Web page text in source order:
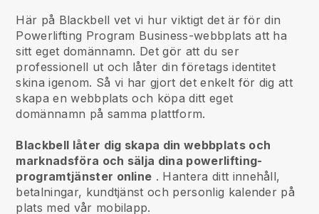
Här på Blackbell vet vi hur viktigt det är för din
Powerlifting Program Business-webbplats att ha
sitt eget domännamn. Det gör att du ser
professionell ut och låter din företags identitet
skina igenom. Så vi har gjort det enkelt för dig att
skapa en webbplats och köpa ditt eget
domännamn på samma plattform.
Blackbell låter dig skapa din webbplats och
marknadsföra och sälja dina powerlifting-
programtjänster online . Hantera ditt innehåll,
betalningar, kundtjänst och personlig kalender på
plats med vår mobilapp.